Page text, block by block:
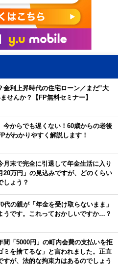
金利上昇時代の住宅ローン／まだ”大
せんか？【FP無料セミナー】
今からでも遅くない！60歳からの老後
がわかりやすく解説します！
月末で完全に引退して年金生活に入り
20万円」の見込みですが、どのくらい
しょう？
代の親が「年金を受け取らないまま」
うです。これっておかしいですか…？
間「5000円」の町内会費の支払いを拒
ミを捨てるな」と言われました。正直
すが、法的な拘束力はあるのでしょう